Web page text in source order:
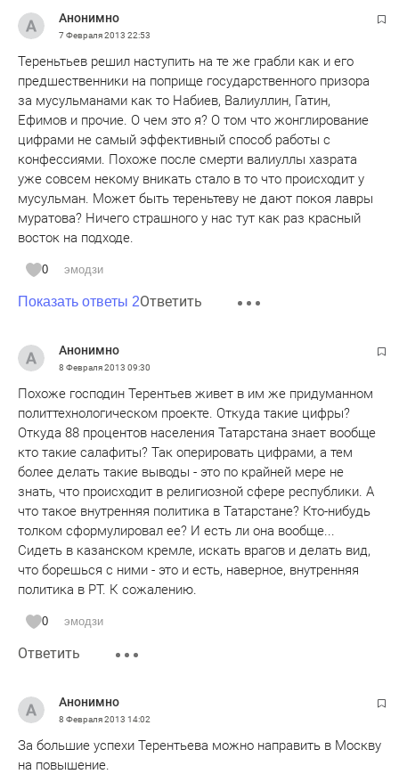
Вас станут. Главное, Вы указы президента не критикуйте, а
остальных может как угодно и президент Вас зауважает.
Анонимно
7 Февраля 2013 22:53
Тереньтьев решил наступить на те же грабли как и его
предшественники на поприще государственного призора
за мусульманами как то Набиев, Валиуллин, Гатин,
Ефимов и прочие. О чем это я? О том что жонглирование
цифрами не самый эффективный способ работы с
конфессиями. Похоже после смерти валиуллы хазрата
уже совсем некому вникать стало в то что происходит у
мусульман. Может быть тереньтеву не дают покоя лавры
муратова? Ничего страшного у нас тут как раз красный
восток на подходе.
0 эмодзи
Показать ответы 2Ответить
Анонимно
8 Февраля 2013 09:30
Похоже господин Терентьев живет в им же придуманном
политтехнологическом проекте. Откуда такие цифры?
Откуда 88 процентов населения Татарстана знает вообще
кто такие салафиты? Так оперировать цифрами, а тем
более делать такие выводы - это по крайней мере не
знать, что происходит в религиозной сфере республики. А
что такое внутренняя политика в Татарстане? Кто-нибудь
толком сформулировал ее? И есть ли она вообще...
Сидеть в казанском кремле, искать врагов и делать вид,
что борешься с ними - это и есть, наверное, внутренняя
политика в РТ. К сожалению.
0 эмодзи
Ответить
Анонимно
8 Февраля 2013 14:02
За большие успехи Терентьева можно направить в Москву
на повышение.